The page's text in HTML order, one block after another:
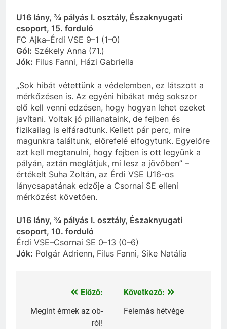
U16 lány, ¾ pályás I. osztály, Északnyugati
csoport, 15. forduló
FC Ajka–Érdi VSE 9–1 (1–0)
Gól: Székely Anna (71.)
Jók: Filus Fanni, Házi Gabriella
„Sok hibát vétettünk a védelemben, ez látszott a
mérkőzésen is. Az egyéni hibákat még sokszor
elő kell venni edzésen, hogy hogyan lehet ezeket
javítani. Voltak jó pillanataink, de fejben és
fizikailag is elfáradtunk. Kellett pár perc, mire
magunkra találtunk, előrefelé elfogytunk. Egyelőre
azt kell megtanulni, hogy fejben is ott legyünk a
pályán, aztán meglátjuk, mi lesz a jövőben” –
értékelt Suha Zoltán, az Érdi VSE U16-os
lánycsapatának edzője a Csornai SE elleni
mérkőzést követően.
U16 lány, ¾ pályás I. osztály, Északnyugati
csoport, 10. forduló
Érdi VSE–Csornai SE 0–13 (0–6)
Jók: Polgár Adrienn, Filus Fanni, Sike Natália
Bejegyzés
navigáció
Előző:
Megint érmek az ob-
ról!
Következő:
Felemás hétvége